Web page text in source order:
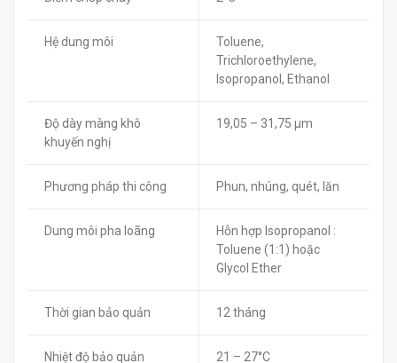
Hệ dung môi
Toluene,
Trichloroethylene,
Isopropanol, Ethanol
Độ dày màng khô
khuyến nghị
19,05 – 31,75 µm
Phương pháp thi công Phun, nhúng, quét, lăn
Dung môi pha loãng
Hỗn hợp Isopropanol :
Toluene (1:1) hoặc
Glycol Ether
Thời gian bảo quản 12 tháng
Nhiệt độ bảo quản 21 – 27°C